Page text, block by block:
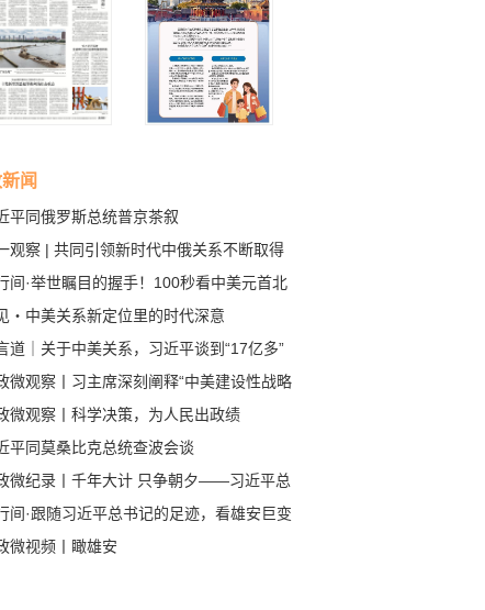
闻
平同俄罗斯总统普京茶叙
观察 | 共同引领新时代中俄关系不断取得
间·举世瞩目的握手！100秒看中美元首北
・中美关系新定位里的时代深意
道｜关于中美关系，习近平谈到“17亿多”
多亿”
微观察丨习主席深刻阐释“中美建设性战略
关系”的核心要义
微观察丨科学决策，为人民出政绩
平同莫桑比克总统查波会谈
微纪录丨千年大计 只争朝夕——习近平总
赴河北雄安新区考察纪实
间·跟随习近平总书记的足迹，看雄安巨变
微视频丨瞰雄安